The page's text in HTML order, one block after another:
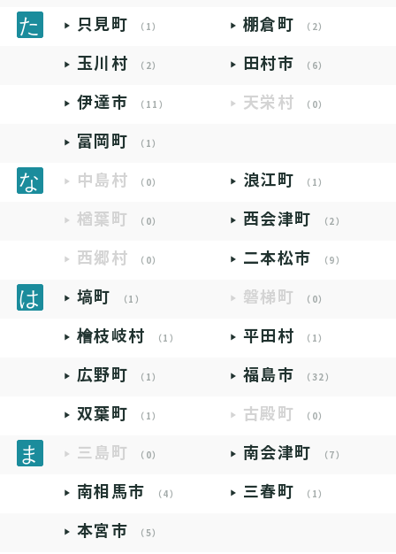
只見町 （1） 棚倉町 （2）
玉川村 （2） 田村市 （6）
伊達市 （11） 天栄村 （0）
富岡町 （1）
中島村 （0） 浪江町 （1）
楢葉町 （0） 西会津町 （2）
西郷村 （0） 二本松市 （9）
塙町 （1） 磐梯町 （0）
檜枝岐村 （1） 平田村 （1）
広野町 （1） 福島市 （32）
双葉町 （1） 古殿町 （0）
三島町 （0） 南会津町 （7）
南相馬市 （4） 三春町 （1）
本宮市 （5）